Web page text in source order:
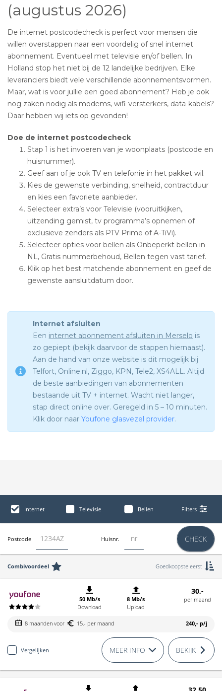
(augustus 2026)
De internet postcodecheck is perfect voor mensen die
willen overstappen naar een voordelig of snel internet
abonnement. Eventueel met televisie en/of bellen. In
Holland stop het niet bij de 12 landelijke bedrijven. Elke
leveranciers biedt vele verschillende abonnementsvormen.
Maar, wat is voor jullie een goed abonnement? Heb je ook
nog zaken nodig als modems, wifi-versterkers, data-kabels?
Daar hebben wij iets op gevonden!
Doe de internet postcodecheck
Stap 1 is het invoeren van je woonplaats (postcode en
huisnummer).
Geef aan of je ook TV en telefonie in het pakket wil.
Kies de gewenste verbinding, snelheid, contractduur
en kies een favoriete aanbieder.
Selecteer extra’s voor Televisie (vooruitkijken,
uitzending gemist, tv programma’s opnemen of
exclusieve zenders als PTV Prime of A-TiVi).
Selecteer opties voor bellen als Onbeperkt bellen in
NL, Gratis nummerbehoud, Bellen tegen vast tarief.
Klik op het best matchende abonnement en geef de
gewenste aansluitdatum door.
Internet afsluiten
Een internet abonnement afsluiten in Merselo is
zo gepiept (bekijk daarvoor de stappen hiernaast).
Aan de hand van onze website is dit mogelijk bij
Telfort, Online.nl, Ziggo, KPN, Tele2, XS4ALL. Altijd
de beste aanbiedingen van abonnementen
bestaande uit TV + internet. Wacht niet langer,
stap direct online over. Geregeld in 5 – 10 minuten.
Klik door naarYoufone glasvezel provider.
Internet Televisie Bellen Filters
Postcode Huisnr. CHECK
Combivoordeel Goedkoopste eerst
50 Mb/s
Download
8 Mb/s
Upload
30,-
per maand
8 maanden voor 15,- per maand 240,- p/j
Vergelijken MEER INFO BEKIJK